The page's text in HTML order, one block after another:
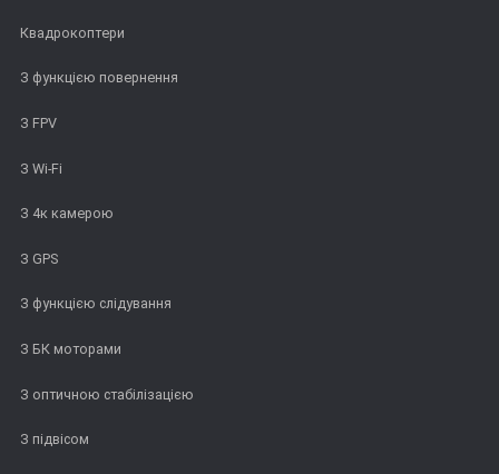
Квадрокоптери
З функцією повернення
З FPV
З Wi-Fi
З 4к камерою
З GPS
З функцією слідування
З БК моторами
З оптичною стабілізацією
З підвісом